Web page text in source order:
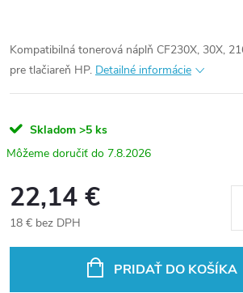
Kompatibilná tonerová náplň CF230X, 30X,
pre tlačiareň HP. Detailné informácie
Skladom >5 ks
7.8.2026
22,14 €
18 € bez DPH
PRIDAŤ DO KOŠÍKA